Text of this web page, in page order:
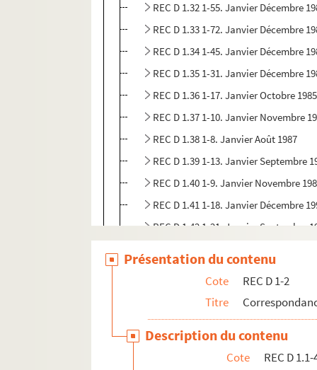
REC D 1.32 1-55. Janvier Décembre
REC D 1.33 1-72. Janvier Décembre
REC D 1.34 1-45. Janvier Décembre
REC D 1.35 1-31. Janvier Décembre
REC D 1.36 1-17. Janvier Octobre 1985
REC D 1.37 1-10. Janvier Novembre
REC D 1.38 1-8. Janvier Août 1987
REC D 1.39 1-13. Janvier Septembre
REC D 1.40 1-9. Janvier Novembre
REC D 1.41 1-18. Janvier Décembre
REC D 1.42 1-21. Janvier Septembre
REC D 1 47 1-2. Mars 1996
REC D 1.48 1-2. Mai Octobre 1997
Présentation du contenu
Cote
REC D 1-2
Titre
Description du contenu
Cote
REC D